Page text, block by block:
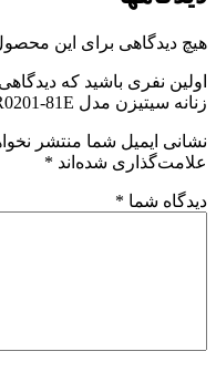
هیچ دیدگاهی برای این
اولین نفری باشید که
زنانه سیتیزن مدل ER0201-81E”
نشانی ایمیل شما منتشر
علامت‌گذاری شده‌اند *
دیدگاه شما *